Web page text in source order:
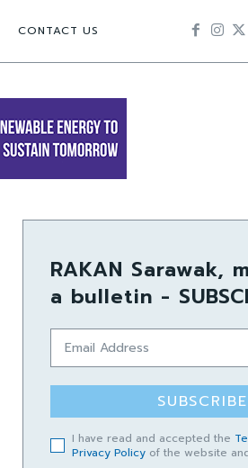
CONTACT US
RAKAN Sarawak,
a bulletin -
SUBSCRIBE
I have read and accepted the
Privacy Policy of the website